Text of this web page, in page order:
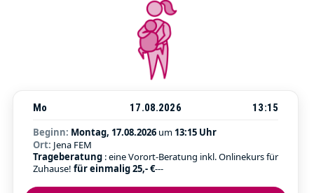
Mo 17.08.2026
13:15
Beginn: Montag, 17.08.2026 um 13:15 Uhr
Ort: Jena FEM
Trageberatung : eine Vorort-Beratung inkl. Onlinekurs für
Zuhause! für einmalig 25,- €---